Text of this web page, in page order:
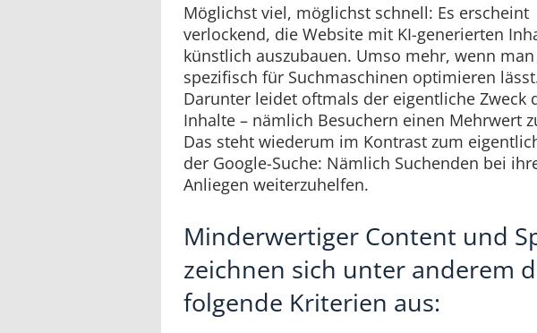
Möglichst viel, möglichst schnell: Es erscheint
verlockend, die Website mit KI-generierten
künstlich auszubauen. Umso mehr, wenn
spezifisch für Suchmaschinen optimieren
Darunter leidet oftmals der eigentliche Zweck
Inhalte – nämlich Besuchern einen Mehrwert
Das steht wiederum im Kontrast zum
der Google-Suche: Nämlich Suchenden bei
Anliegen weiterzuhelfen.
Minderwertiger Content und
zeichnen sich unter anderem
folgende Kriterien aus: